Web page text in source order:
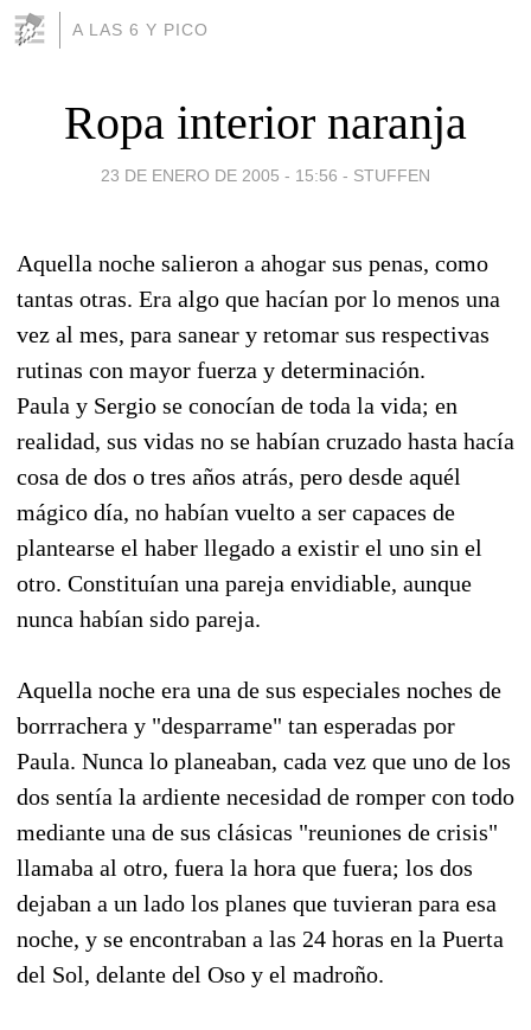
A LAS 6 Y PICO
Ropa interior naranja
23 DE ENERO DE 2005 - 15:56 - STUFFEN
Aquella noche salieron a ahogar sus penas, como
tantas otras. Era algo que hacían por lo menos una
vez al mes, para sanear y retomar sus respectivas
rutinas con mayor fuerza y determinación.
Paula y Sergio se conocían de toda la vida; en
realidad, sus vidas no se habían cruzado hasta hacía
cosa de dos o tres años atrás, pero desde aquél
mágico día, no habían vuelto a ser capaces de
plantearse el haber llegado a existir el uno sin el
otro. Constituían una pareja envidiable, aunque
nunca habían sido pareja.
Aquella noche era una de sus especiales noches de
borrrachera y "desparrame" tan esperadas por
Paula. Nunca lo planeaban, cada vez que uno de los
dos sentía la ardiente necesidad de romper con todo
mediante una de sus clásicas "reuniones de crisis"
llamaba al otro, fuera la hora que fuera; los dos
dejaban a un lado los planes que tuvieran para esa
noche, y se encontraban a las 24 horas en la Puerta
del Sol, delante del Oso y el madroño.